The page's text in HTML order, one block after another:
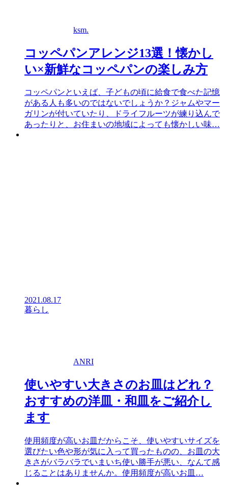
ksm.
コッペパンアレンジ13選！懐かし
い×新鮮なコッペパンの楽しみ方
コッペパンといえば、子どもの頃に給食で食べた記憶
がある人も多いのではないでしょうか？ジャムやマー
ガリンが付いていたり、ドライフルーツが練り込んで
あったりと、お住まいの地域によっても懐かしい味…
2021.08.17
暮らし
ANRI
使いやすい大きさのお皿はどれ？
おすすめの洋皿・和皿をご紹介し
ます
使用頻度が高いお皿だからこそ、使いやすいサイズを
選びたい色や形が気に入って買ったものの、お皿の大
きさがバラバラでいまいち使い勝手が悪い、なんて感
じることはありませんか。使用頻度が高いお皿…